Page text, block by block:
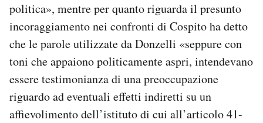
politica», mentre per quanto riguarda il presunto
incoraggiamento nei confronti di Cospito ha detto
che le parole utilizzate da Donzelli «seppure con
toni che appaiono politicamente aspri, intendevano
essere testimonianza di una preoccupazione
riguardo ad eventuali effetti indiretti su un
affievolimento dell’istituto di cui all’articolo 41-